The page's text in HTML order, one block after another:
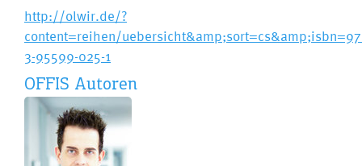
http://olwir.de/?
content=reihen/
3-95599-025-1
OFFIS Autoren